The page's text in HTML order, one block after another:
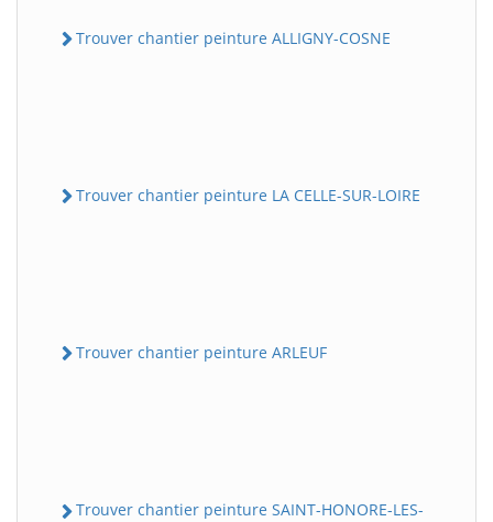
Trouver chantier peinture ALLIGNY-COSNE
Trouver chantier peinture LA CELLE-SUR-LOIRE
Trouver chantier peinture ARLEUF
Trouver chantier peinture SAINT-HONORE-LES-